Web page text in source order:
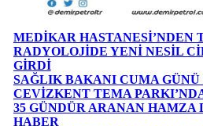
MEDİKAR HASTANESİ’NDEN
RADYOLOJİDE YENİ NESİL
GİRDİ
SAĞLIK BAKANI CUMA GÜNÜ
CEVİZKENT TEMA
35 GÜNDÜR ARANAN HAMZA
HABER